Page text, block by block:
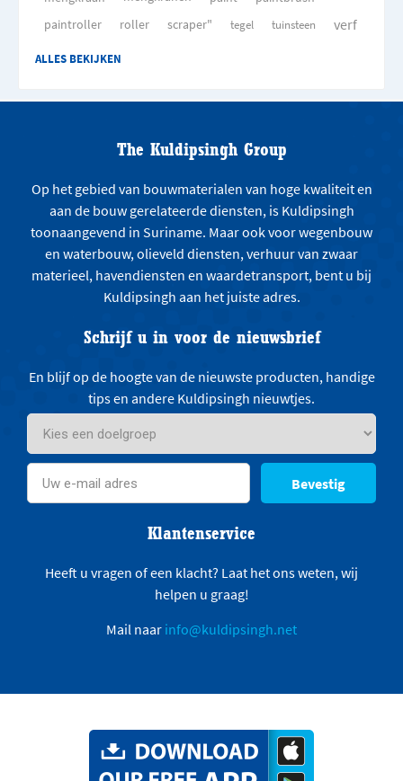
paintroller
roller scraper" tegel tuinsteen verf
ALLES BEKIJKEN
The Kuldipsingh Group
Op het gebied van bouwmaterialen van hoge kwaliteit en
aan de bouw gerelateerde diensten, is Kuldipsingh
toonaangevend in Suriname. Maar ook voor wegenbouw
en waterbouw, olieveld diensten, verhuur van zwaar
materieel, havendiensten en waardetransport, bent u bij
Kuldipsingh aan het juiste adres.
Schrijf u in voor de nieuwsbrief
En blijf op de hoogte van de nieuwste producten, handige
tips en andere Kuldipsingh nieuwtjes.
Bevestig
Klantenservice
Heeft u vragen of een klacht? Laat het ons weten, wij
helpen u graag!
Mail naar info@kuldipsingh.net